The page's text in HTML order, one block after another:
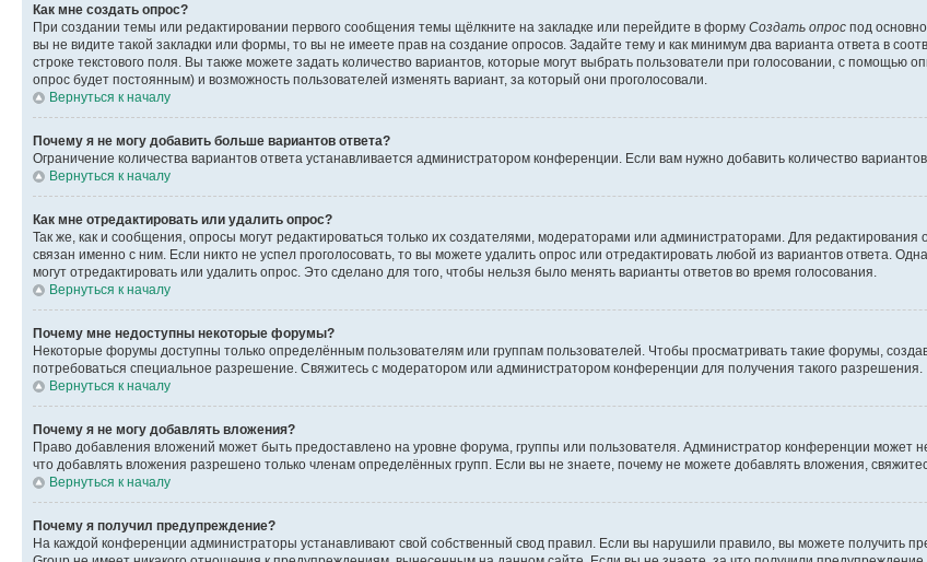
Как мне создать опрос?
При создании темы или редактировании первого сообщения темы щёлкните на закладке или перейдите в форму Создать опрос под
вы не видите такой закладки или формы, то вы не имеете прав на создание опросов. Задайте тему и как минимум два варианта ответа в
строке текстового поля. Вы также можете задать количество вариантов, которые могут выбрать пользователи при голосовании, с помощью
опрос будет постоянным) и возможность пользователей изменять вариант, за который они проголосовали.
Вернуться к началу
Почему я не могу добавить больше вариантов ответа?
Ограничение количества вариантов ответа устанавливается администратором конференции. Если вам нужно добавить количество
Вернуться к началу
Как мне отредактировать или удалить опрос?
Так же, как и сообщения, опросы могут редактироваться только их создателями, модераторами или администраторами. Для
связан именно с ним. Если никто не успел проголосовать, то вы можете удалить опрос или отредактировать любой из вариантов ответа.
могут отредактировать или удалить опрос. Это сделано для того, чтобы нельзя было менять варианты ответов во время голосования.
Вернуться к началу
Почему мне недоступны некоторые форумы?
Некоторые форумы доступны только определённым пользователям или группам пользователей. Чтобы просматривать такие форумы,
потребоваться специальное разрешение. Свяжитесь с модератором или администратором конференции для получения такого разрешения.
Вернуться к началу
Почему я не могу добавлять вложения?
Право добавления вложений может быть предоставлено на уровне форума, группы или пользователя. Администратор конференции может
что добавлять вложения разрешено только членам определённых групп. Если вы не знаете, почему не можете добавлять вложения,
Вернуться к началу
Почему я получил предупреждение?
На каждой конференции администраторы устанавливают свой собственный свод правил. Если вы нарушили правило, вы можете получить